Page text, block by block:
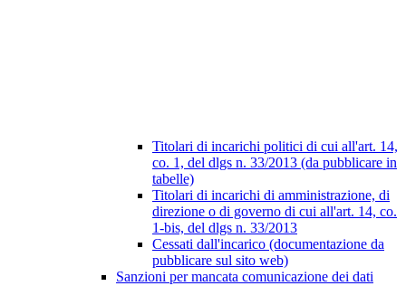
Titolari di incarichi politici di cui all'art. 14,
co. 1, del dlgs n. 33/2013 (da pubblicare in
tabelle)
Titolari di incarichi di amministrazione, di
direzione o di governo di cui all'art. 14, co.
1-bis, del dlgs n. 33/2013
Cessati dall'incarico (documentazione da
pubblicare sul sito web)
Sanzioni per mancata comunicazione dei dati